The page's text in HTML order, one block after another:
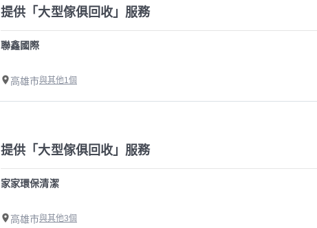
提供「大型傢俱回收」服務
聯鑫國際
高雄市與其他1個
提供「大型傢俱回收」服務
家家環保清潔
高雄市與其他3個